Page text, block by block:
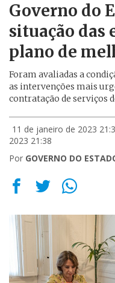
Governo do
situação das
plano de
Foram avaliadas a
as intervenções mais
contratação de serviços
11 de janeiro de 2023
2023 21:38
Por GOVERNO DO